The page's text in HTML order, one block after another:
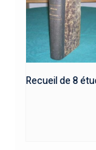
Recueil de 8